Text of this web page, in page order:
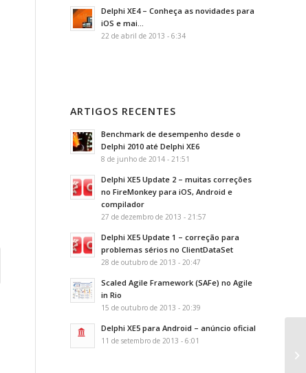
Delphi XE4 – Conheça as novidades para
iOS e mai...
22 de abril de 2013 - 6:34
ARTIGOS RECENTES
Benchmark de desempenho desde o
Delphi 2010 até Delphi XE6
8 de junho de 2014 - 21:51
Delphi XE5 Update 2 – muitas correções
no FireMonkey para iOS, Android e
compilador
27 de dezembro de 2013 - 21:57
Delphi XE5 Update 1 – correção para
problemas sérios no ClientDataSet
28 de outubro de 2013 - 20:47
Scaled Agile Framework (SAFe) no Agile
in Rio
15 de outubro de 2013 - 20:39
Delphi XE5 para Android – anúncio oficial
11 de setembro de 2013 - 6:01